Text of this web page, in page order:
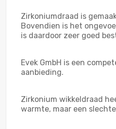
Zirkoniumdraad is
Bovendien is het
is daardoor zeer goed
Evek GmbH is een
aanbieding.
Zirkonium wikkeldraad
warmte, maar een